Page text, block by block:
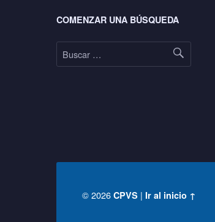
COMENZAR UNA BÚSQUEDA
Buscar:
© 2026 CPVS| Ir al inicio ↑